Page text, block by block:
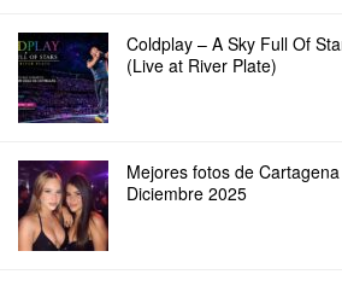
Coldplay – A Sky Full Of
(Live at River Plate)
Mejores fotos de Cartagena
Diciembre 2025